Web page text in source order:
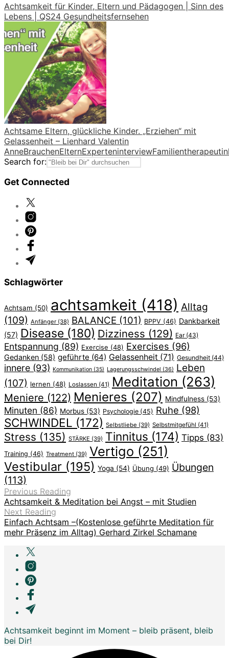
Achtsamkeit für Kinder, Eltern und Pädagogen | Sinn des
Lebens | QS24 Gesundheitsfernsehen
Achtsame Eltern, glückliche Kinder. „Erziehen“ mit
Gelassenheit – Lienhard Valentin
AnneBrauchenElternExperteninterviewFamilientherapeutin
Search for:
Get Connected
Schlagwörter
Achtsam (50) achtsamkeit (418) Alltag
(109) Anfänger (38) BALANCE (101) BPPV (46) Dankbarkeit
(57) Disease (180) Dizziness (129) Ear(43)
Entspannung (89) Exercise (48) Exercises (96)
Gedanken (58) geführte (64) Gelassenheit (71) Gesundheit (44)
innere (93) Kommunikation (35) Lagerungsschwindel (36) Leben
(107) lernen (48) Loslassen (41) Meditation (263)
Meniere (122) Menieres (207) Mindfulness (53)
Minuten (86) Morbus (53) Psychologie (45) Ruhe (98)
SCHWINDEL (172) Selbstliebe (39) Selbstmitgefühl (41)
Stress (135) STÄRKE (39) Tinnitus (174) Tipps (83)
Training (46) Treatment (39) Vertigo (251)
Vestibular (195) Yoga (54) Übung (49) Übungen
(113)
Previous Reading
Achtsamkeit & Meditation bei Angst – mit Studien
Next Reading
Einfach Achtsam –(Kostenlose geführte Meditation für
mehr Präsenz im Alltag) Gerhard Zirkel Schamane
Achtsamkeit beginnt im Moment – bleib präsent, bleib
bei Dir!